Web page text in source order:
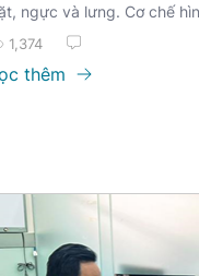
ngực và lưng. Cơ chế
gây ra, mặc dù vi
của mụn trứng cá. Việc
mụn trứng cá giúp điều
1,374
thêm